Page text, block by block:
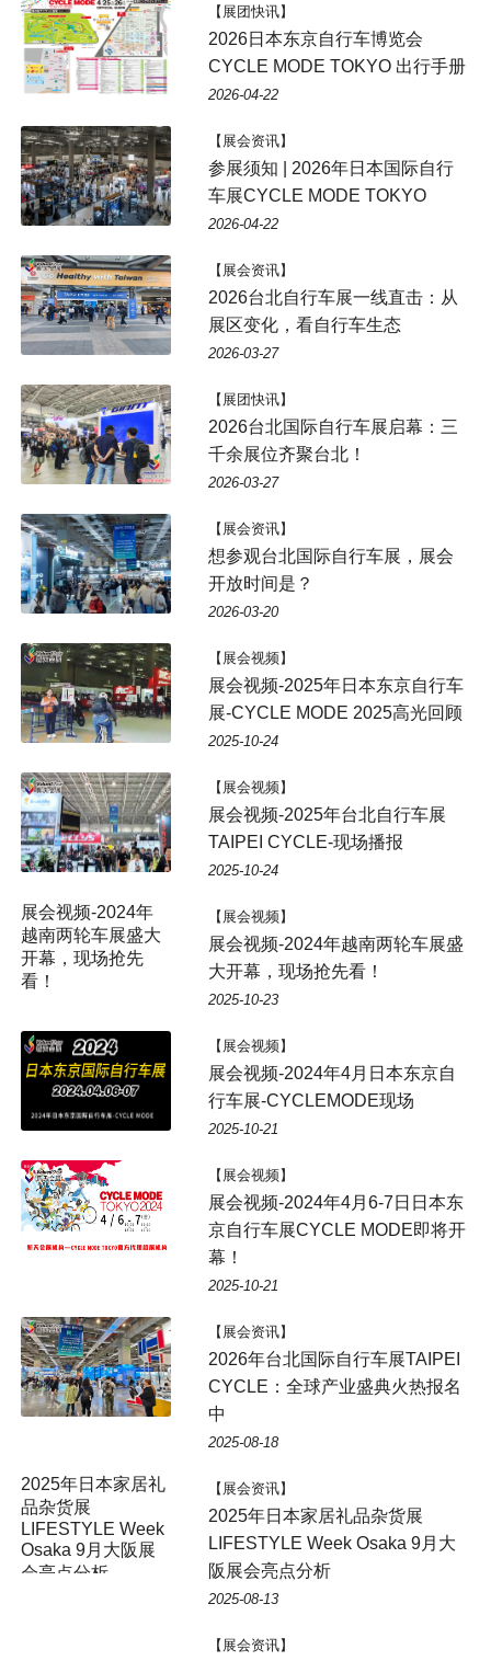
【展团快讯】
2026日本东京自行车博览会
CYCLE MODE TOKYO 出行手册
2026-04-22
【展会资讯】
参展须知 | 2026年日本国际自行
车展​CYCLE MODE TOKYO
2026-04-22
【展会资讯】
2026台北自行车展一线直击：从
展区变化，看自行车生态
2026-03-27
【展团快讯】
2026台北国际自行车展启幕：三
千余展位齐聚台北！
2026-03-27
【展会资讯】
想参观台北国际自行车展，展会
开放时间是？
2026-03-20
【展会视频】
展会视频-2025年日本东京自行车
展-CYCLE MODE 2025高光回顾
2025-10-24
【展会视频】
展会视频-2025年台北自行车展
TAIPEI CYCLE-现场播报
2025-10-24
【展会视频】
展会视频-2024年越南两轮车展盛
大开幕，现场抢先看！
2025-10-23
【展会视频】
展会视频-2024年4月日本东京自
行车展-CYCLEMODE现场
2025-10-21
【展会视频】
展会视频-2024年4月6-7日日本东
京自行车展CYCLE MODE即将开
幕！
2025-10-21
【展会资讯】
2026年台北国际自行车展TAIPEI
CYCLE：全球产业盛典火热报名
中
2025-08-18
【展会资讯】
2025年日本家居礼品杂货展
LIFESTYLE Week Osaka 9月大
阪展会亮点分析
2025-08-13
【展会资讯】